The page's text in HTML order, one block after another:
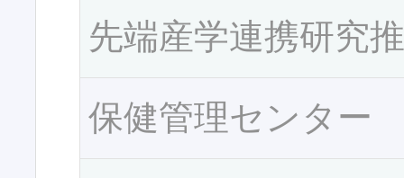
先端産学連携研究
保健管理センター